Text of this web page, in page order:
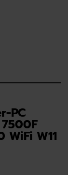
PC
7500F
WiFi W11